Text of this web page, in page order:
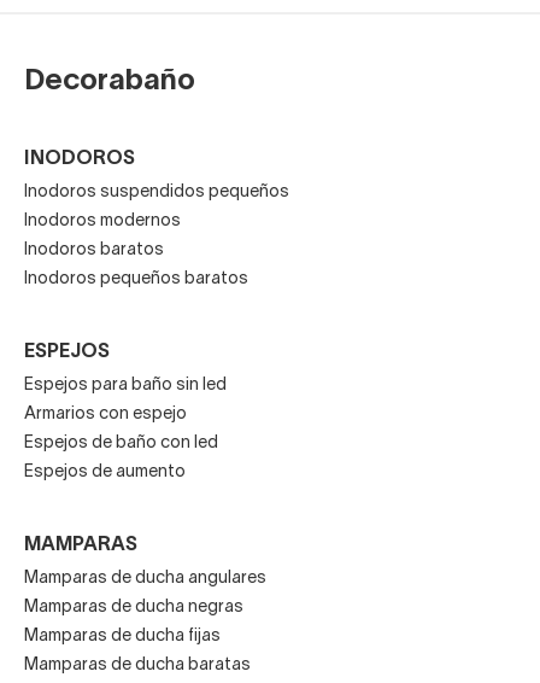
Decorabaño
INODOROS
Inodoros suspendidos pequeños
Inodoros modernos
Inodoros baratos
Inodoros pequeños baratos
ESPEJOS
Espejos para baño sin led
Armarios con espejo
Espejos de baño con led
Espejos de aumento
MAMPARAS
Mamparas de ducha angulares
Mamparas de ducha negras
Mamparas de ducha fijas
Mamparas de ducha baratas